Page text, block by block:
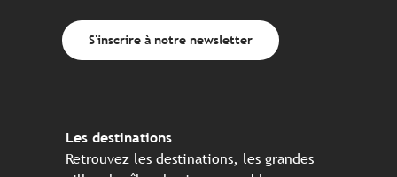
S'inscrire à notre newsletter
Les destinations
Retrouvez les destinations, les grandes